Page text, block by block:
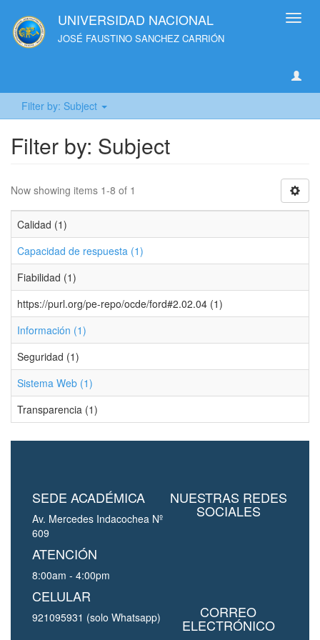
UNIVERSIDAD NACIONAL
JOSÉ FAUSTINO SANCHEZ CARRIÓN
Filter by: Subject
Filter by: Subject
Now showing items 1-8 of 1
Calidad (1)
Capacidad de respuesta (1)
Fiabilidad (1)
https://purl.org/pe-repo/ocde/ford#2.02.04 (1)
Información (1)
Seguridad (1)
Sistema Web (1)
Transparencia (1)
SEDE ACADÉMICA
Av. Mercedes Indacochea Nº
609
ATENCIÓN
8:00am - 4:00pm
CELULAR
921095931 (solo Whatsapp)
NUESTRAS REDES
SOCIALES
CORREO
ELECTRÓNICO